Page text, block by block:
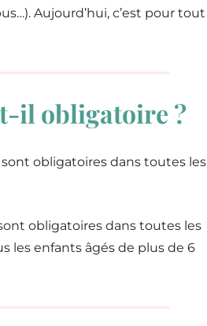
Aujourd’hui, c’est pour tout
il obligatoire ?
sont obligatoires dans toutes les
obligatoires dans toutes les
les enfants âgés de plus de 6